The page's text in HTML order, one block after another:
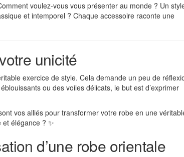
voulez-vous vous présenter au monde ? Un
et intemporel ? Chaque accessoire raconte une
unicité
exercice de style. Cela demande un peu de
ou des voiles délicats, le but est d’exprimer
vos alliés pour transformer votre robe en une
élégance ? ✨
d’une robe orientale